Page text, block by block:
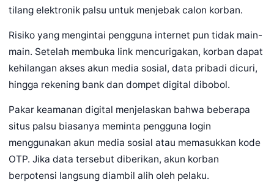
tilang elektronik palsu untuk menjebak calon korban.
Risiko yang mengintai pengguna internet pun tidak main-
main. Setelah membuka link mencurigakan, korban dapat
kehilangan akses akun media sosial, data pribadi dicuri,
hingga rekening bank dan dompet digital dibobol.
Pakar keamanan digital menjelaskan bahwa beberapa
situs palsu biasanya meminta pengguna login
menggunakan akun media sosial atau memasukkan kode
OTP. Jika data tersebut diberikan, akun korban
berpotensi langsung diambil alih oleh pelaku.